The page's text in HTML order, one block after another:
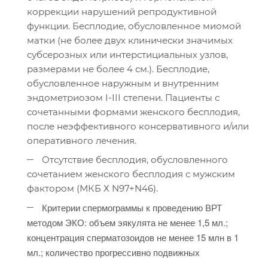
коррекции нарушений репродуктивной
функции. Бесплодие, обусловленное миомой
матки (не более двух клинически значимых
субсерозных или интерстициальных узлов,
размерами не более 4 см.). Бесплодие,
обусловленное наружным и внутренним
эндометриозом I-III степени. Пациенты с
сочетанными формами женского бесплодия,
после неэффективного консервативного и/или
оперативного лечения.
Отсутствие бесплодия, обусловленного
сочетанием женского бесплодия с мужским
фактором (МКБ Х N97+N46).
Критерии спермограммы к проведению ВРТ
методом ЭКО: объем эякулята не менее 1,5 мл.;
концентрация сперматозоидов не менее 15 млн в 1
мл.; количество прогрессивно подвижных